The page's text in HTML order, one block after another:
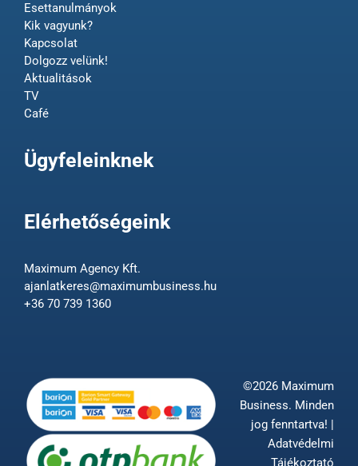
Esettanulmányok
Kik vagyunk?
Kapcsolat
Dolgozz velünk!
Aktualitások
TV
Café
Ügyfeleinknek
Elérhetőségeink
Maximum Agency Kft.
ajanlatkeres@maximumbusiness.hu
+36 70 739 1360
©2026 Maximum
Business. Minden
jog fenntartva! |
Adatvédelmi
Tájékoztató